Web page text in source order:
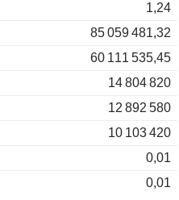
1,24
85 059 481,32
60 111 535,45
14 804 820
12 892 580
10 103 420
0,01
0,01